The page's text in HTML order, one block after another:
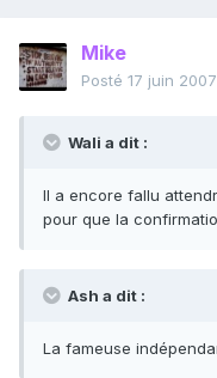
Mike
Posté 17 juin 2007
Wali a dit :
Il a encore fallu
pour que la
Ash a dit :
La fameuse